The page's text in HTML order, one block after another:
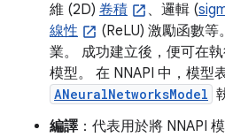
維 (2D) 卷積 、邏輯 (
線性
(ReLU) 激勵函數
業。 成功建立後，便可在
模型。 在 NNAPI 中，模型
ANeuralNetworksModel
編譯 ：代表用於將 NNAPI